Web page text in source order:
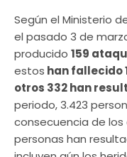
Según el Ministerio
el pasado 3 de
producido 159
estos han fallecido
otros 332 han
periodo, 3.423
consecuencia de los
personas han